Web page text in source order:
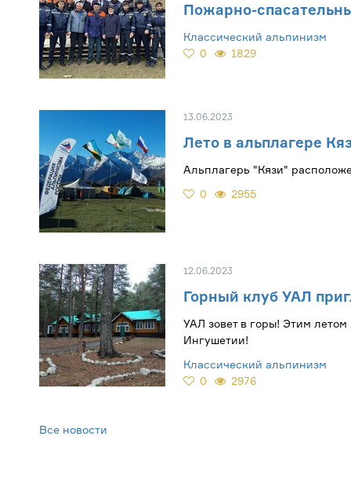
Пожарно-
Классический альпинизм
0
1829
13.06.2023
Лето в альплагере
Альплагерь "Кязи"
0
2955
12.06.2023
Горный клуб УАЛ
УАЛ зовет в горы! Этим
Ингушетии!
Классический альпинизм
0
2976
Все новости